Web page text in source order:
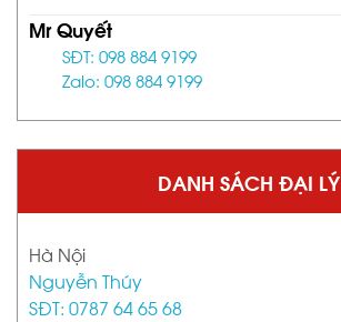
Mr Quyết
SĐT: 098 884 9199
Zalo: 098 884 9199
DANH SÁCH ĐẠI LÝ
Hà Nội
Nguyễn Thúy
SĐT: 0787 64 65 68